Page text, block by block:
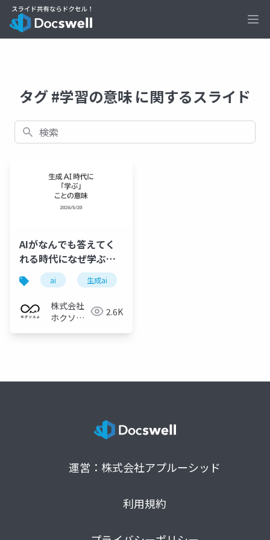
タグ #学習の意味 に関するスライド
検索
AIがなんでも答えてく
れる時代になぜ学ぶの
か？
ai 生成ai
株式会社
ホクソエ
2.6K
運営：株式会社アプルーシッド
利用規約